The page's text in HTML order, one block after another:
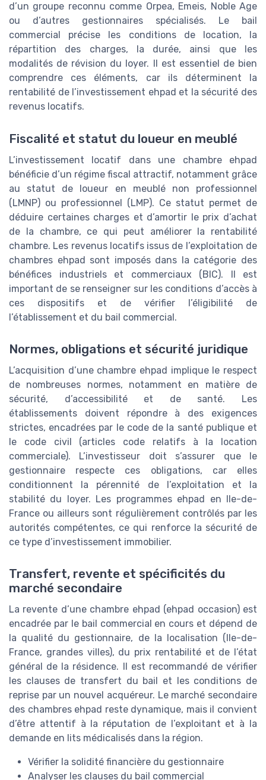
d’un groupe reconnu comme Orpea, Emeis, Noble Age
ou d’autres gestionnaires spécialisés. Le bail
commercial précise les conditions de location, la
répartition des charges, la durée, ainsi que les
modalités de révision du loyer. Il est essentiel de bien
comprendre ces éléments, car ils déterminent la
rentabilité de l’investissement ehpad et la sécurité des
revenus locatifs.
Fiscalité et statut du loueur en meublé
L’investissement locatif dans une chambre ehpad
bénéficie d’un régime fiscal attractif, notamment grâce
au statut de loueur en meublé non professionnel
(LMNP) ou professionnel (LMP). Ce statut permet de
déduire certaines charges et d’amortir le prix d’achat
de la chambre, ce qui peut améliorer la rentabilité
chambre. Les revenus locatifs issus de l’exploitation de
chambres ehpad sont imposés dans la catégorie des
bénéfices industriels et commerciaux (BIC). Il est
important de se renseigner sur les conditions d’accès à
ces dispositifs et de vérifier l’éligibilité de
l’établissement et du bail commercial.
Normes, obligations et sécurité juridique
L’acquisition d’une chambre ehpad implique le respect
de nombreuses normes, notamment en matière de
sécurité, d’accessibilité et de santé. Les
établissements doivent répondre à des exigences
strictes, encadrées par le code de la santé publique et
le code civil (articles code relatifs à la location
commerciale). L’investisseur doit s’assurer que le
gestionnaire respecte ces obligations, car elles
conditionnent la pérennité de l’exploitation et la
stabilité du loyer. Les programmes ehpad en Ile-de-
France ou ailleurs sont régulièrement contrôlés par les
autorités compétentes, ce qui renforce la sécurité de
ce type d’investissement immobilier.
Transfert, revente et spécificités du
marché secondaire
La revente d’une chambre ehpad (ehpad occasion) est
encadrée par le bail commercial en cours et dépend de
la qualité du gestionnaire, de la localisation (Ile-de-
France, grandes villes), du prix rentabilité et de l’état
général de la résidence. Il est recommandé de vérifier
les clauses de transfert du bail et les conditions de
reprise par un nouvel acquéreur. Le marché secondaire
des chambres ehpad reste dynamique, mais il convient
d’être attentif à la réputation de l’exploitant et à la
demande en lits médicalisés dans la région.
Vérifier la solidité financière du gestionnaire
Analyser les clauses du bail commercial